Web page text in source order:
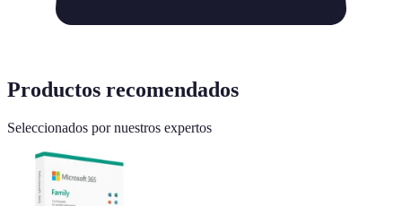
Productos recomendados
Seleccionados por nuestros expertos